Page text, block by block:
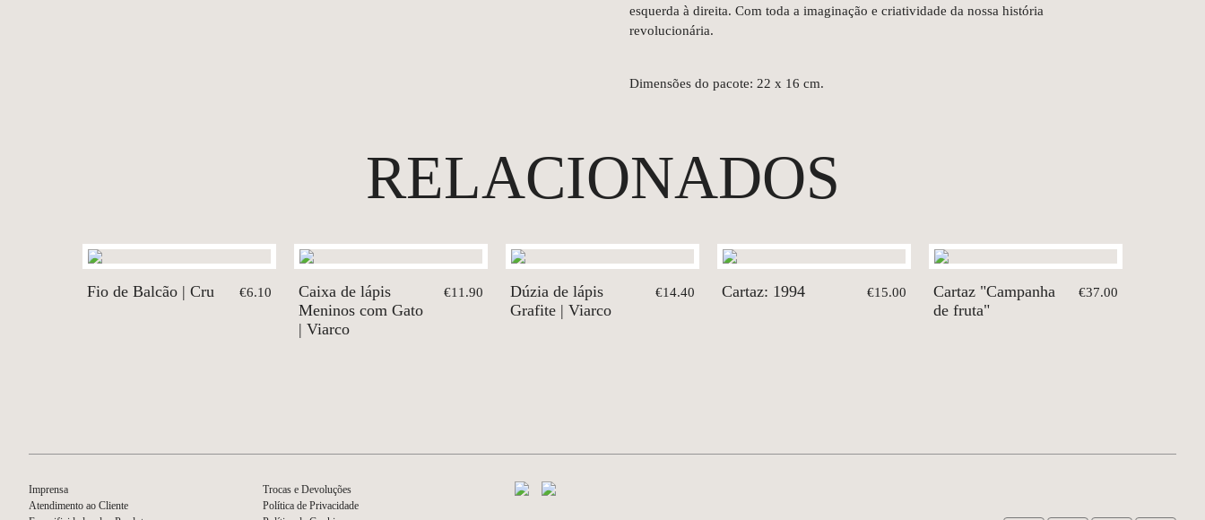
esquerda à direita. Com toda a imaginação e criatividade da nossa história
revolucionária.
Dimensões do pacote: 22 x 16 cm.
RELACIONADOS
Fio de Balcão | Cru €6.10
Caixa de lápis
Meninos com Gato
| Viarco
€11.90
Dúzia de lápis
Grafite | Viarco
€14.40 Cartaz: 1994 €15.00
Cartaz "Campanha
de fruta"
€37.00
Imprensa
Atendimento ao Cliente
Trocas e Devoluções
Política de Privacidade